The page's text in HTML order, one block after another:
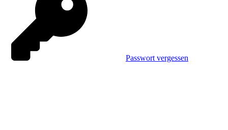
Passwort vergessen